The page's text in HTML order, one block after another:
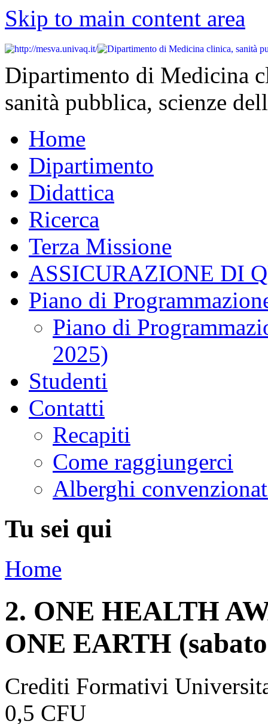
Skip to main content area
Dipartimento di Medicina
sanità pubblica, scienze
Home
Dipartimento
Didattica
Ricerca
Terza Missione
ASSICURAZIONE DI
Piano di
Piano di
2025)
Studenti
Contatti
Recapiti
Come raggiungerci
Alberghi
Tu sei qui
Home
2. ONE HEALTH
ONE EARTH
Crediti Formativi
0,5 CFU